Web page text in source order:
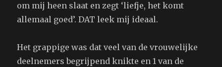
om mij heen slaat en zegt ‘liefje, het komt
allemaal goed’. DAT leek mij ideaal.
Het grappige was dat veel van de vrouwelijke
deelnemers begrijpend knikte en 1 van de